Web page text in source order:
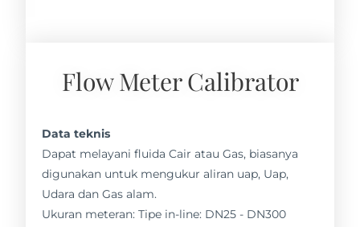
Flow Meter Calibrator
Data teknis
Dapat melayani fluida Cair atau Gas, biasanya
digunakan untuk mengukur aliran uap, Uap,
Udara dan Gas alam.
Ukuran meteran: Tipe in-line: DN25 - DN300